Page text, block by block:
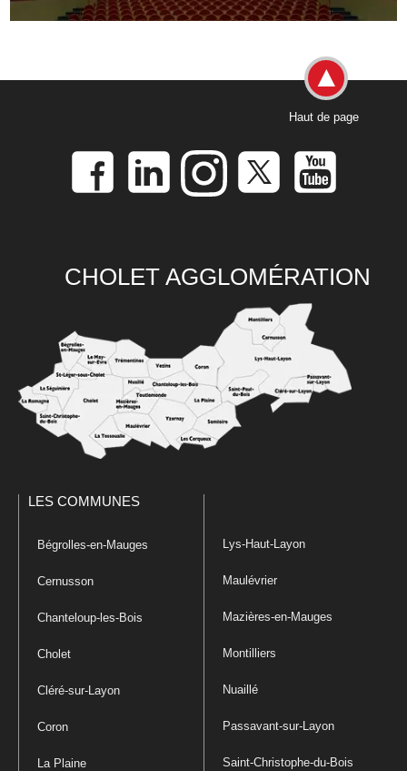
Haut de page
CHOLET AGGLOMÉRATION
LES COMMUNES
Bégrolles-en-Mauges
Cernusson
Chanteloup-les-Bois
Cholet
Cléré-sur-Layon
Coron
La Plaine
Lys-Haut-Layon
Maulévrier
Mazières-en-Mauges
Montilliers
Nuaillé
Passavant-sur-Layon
Saint-Christophe-du-Bois